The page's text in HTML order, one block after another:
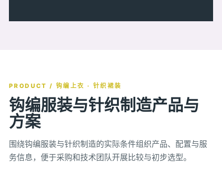
PRODUCT / 钩编上衣 · 针织裙装
钩编服装与针织制造产品与
方案
围绕钩编服装与针织制造的实际条件组织产品、配置与服
务信息，便于采购和技术团队开展比较与初步选型。